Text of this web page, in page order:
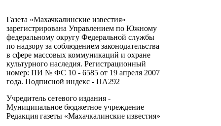
Газета «Махачкалинские известия»
зарегистрирована Управлением по Южному
федеральному округу Федеральной службы
по надзору за соблюдением законодательства
в сфере массовых коммуникаций и охране
культурного наследия. Регистрационный
номер: ПИ № ФС 10 - 6585 от 19 апреля 2007
года. Подписной индекс - ПА292
Учредитель сетевого издания -
Муниципальное бюджетное учреждение
Редакция газеты «Махачкалинские известия»